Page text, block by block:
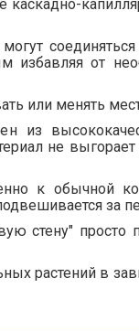
от
или менять
из
не выгорает
к обычной
за
стену" просто
растений в